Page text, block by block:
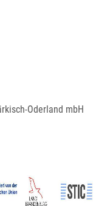
Oderland mbH